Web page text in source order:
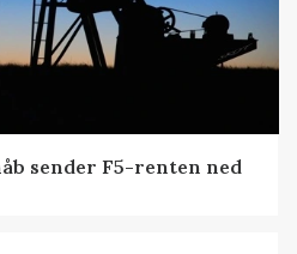
sender F5-renten ned